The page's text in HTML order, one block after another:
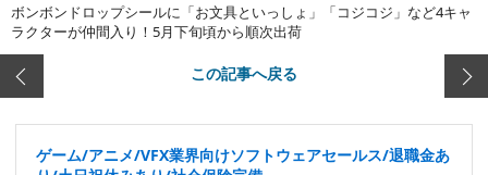
ボンボンドロップシールに「お文具といっしょ」「コジコジ」など4キャ
ラクターが仲間入り！5月下旬頃から順次出荷
この記事へ戻る
ゲーム/アニメ/VFX業界向けソフトウェアセールス/退職金あ